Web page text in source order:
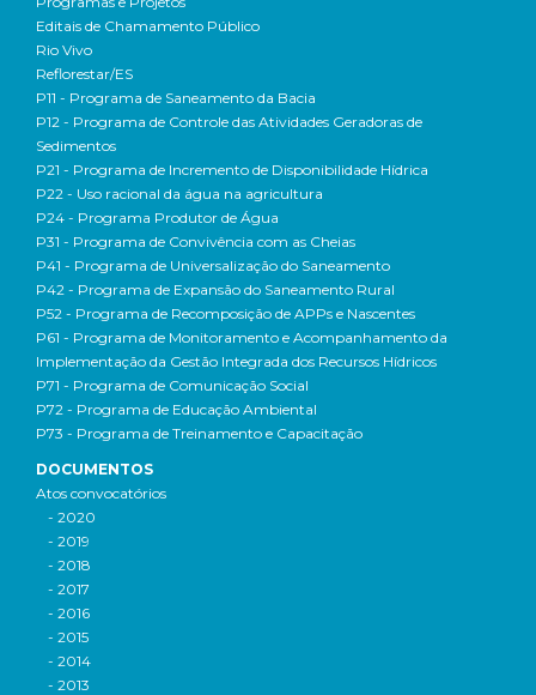
Editais de Chamamento Público
Rio Vivo
Reflorestar/ES
P11 - Programa de Saneamento da Bacia
P12 - Programa de Controle das Atividades Geradoras de
Sedimentos
P21 - Programa de Incremento de Disponibilidade Hídrica
P22 - Uso racional da água na agricultura
P24 - Programa Produtor de Água
P31 - Programa de Convivência com as Cheias
P41 - Programa de Universalização do Saneamento
P42 - Programa de Expansão do Saneamento Rural
P52 - Programa de Recomposição de APPs e Nascentes
P61 - Programa de Monitoramento e Acompanhamento da
Implementação da Gestão Integrada dos Recursos Hídricos
P71 - Programa de Comunicação Social
P72 - Programa de Educação Ambiental
P73 - Programa de Treinamento e Capacitação
DOCUMENTOS
Atos convocatórios
- 2020
- 2019
- 2018
- 2017
- 2016
- 2015
- 2014
- 2013